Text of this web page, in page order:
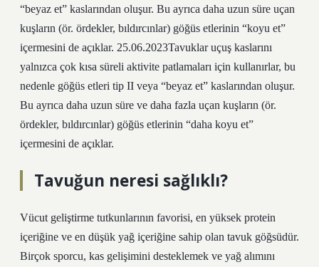
“beyaz et” kaslarından oluşur. Bu ayrıca daha uzun süre uçan
kuşların (ör. ördekler, bıldırcınlar) göğüs etlerinin “koyu et”
içermesini de açıklar. 25.06.2023Tavuklar uçuş kaslarını
yalnızca çok kısa süreli aktivite patlamaları için kullanırlar, bu
nedenle göğüs etleri tip II veya “beyaz et” kaslarından oluşur.
Bu ayrıca daha uzun süre ve daha fazla uçan kuşların (ör.
ördekler, bıldırcınlar) göğüs etlerinin “daha koyu et”
içermesini de açıklar.
Tavuğun neresi sağlıklı?
Vücut geliştirme tutkunlarının favorisi, en yüksek protein
içeriğine ve en düşük yağ içeriğine sahip olan tavuk göğsüdür.
Birçok sporcu, kas gelişimini desteklemek ve yağ alımını